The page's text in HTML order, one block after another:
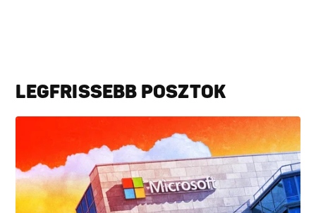
LEGFRISSEBB POSZTOK